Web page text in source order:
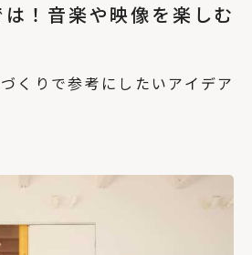
！音楽や映像を楽しむ
くりで参考にしたいアイデア